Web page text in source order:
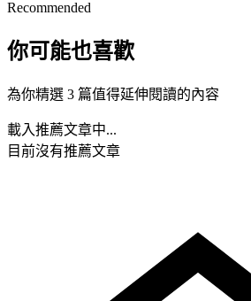
Recommended
你可能也喜歡
為你精選 3 篇值得延伸閱讀的內容
載入推薦文章中...
目前沒有推薦文章